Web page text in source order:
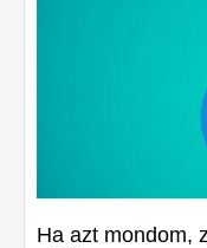
Ha azt mondom,